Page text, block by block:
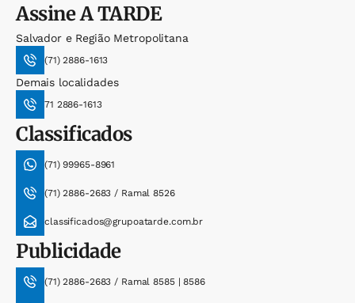
AssineA TARDE
Salvador e Região Metropolitana
(71) 2886-1613
Demais localidades
71 2886-1613
Classificados
(71) 99965-8961
(71) 2886-2683 / Ramal 8526
classificados@grupoatarde.com.br
Publicidade
(71) 2886-2683 / Ramal 8585 | 8586